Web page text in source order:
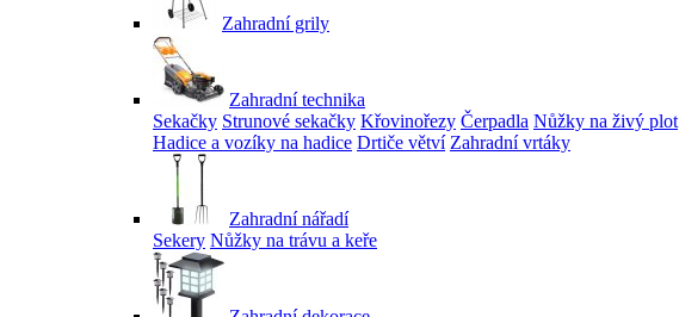
Zahradní grily
Zahradní technika
Sekačky Strunové sekačky Křovinořezy Čerpadla Nůžky na živý plot
Hadice a vozíky na hadice Drtiče větví Zahradní vrtáky
Zahradní nářadí
Sekery Nůžky na trávu a keře